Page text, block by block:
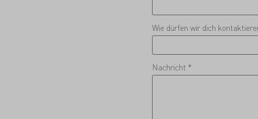
Wie dürfen wir dich
Nachricht *